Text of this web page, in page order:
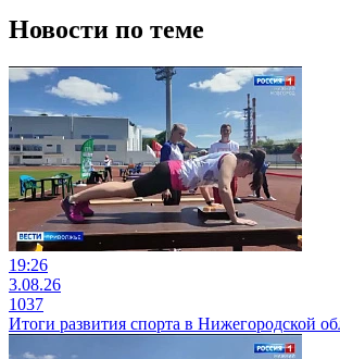
Новости по теме
19:26
3.08.26
1037
Итоги развития спорта в Нижегородской